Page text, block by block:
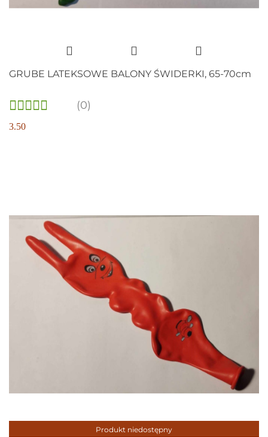
GRUBE LATEKSOWE BALONY ŚWIDERKI, 65-70cm
(0)
3.50
Produkt niedostępny